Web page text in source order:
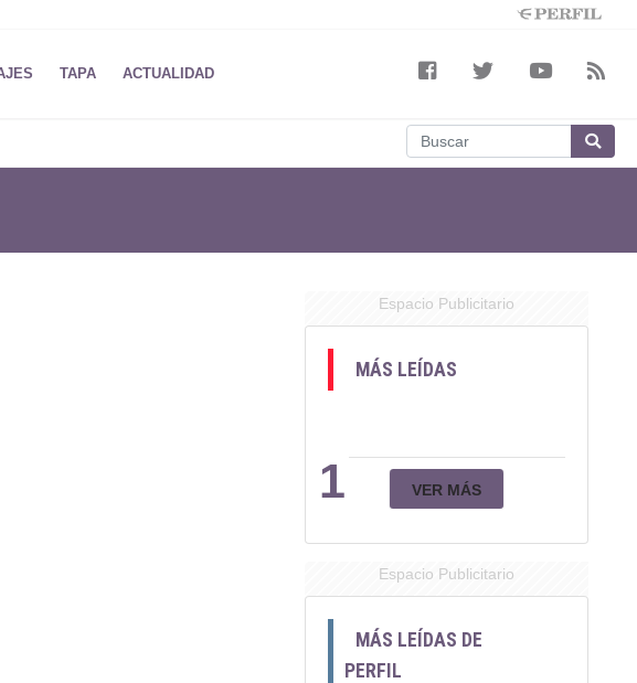
TAPA ACTUALIDAD
Espacio Publicitario
MÁS LEÍDAS
1 VER MÁS
Espacio Publicitario
MÁS LEÍDAS DE
PERFIL